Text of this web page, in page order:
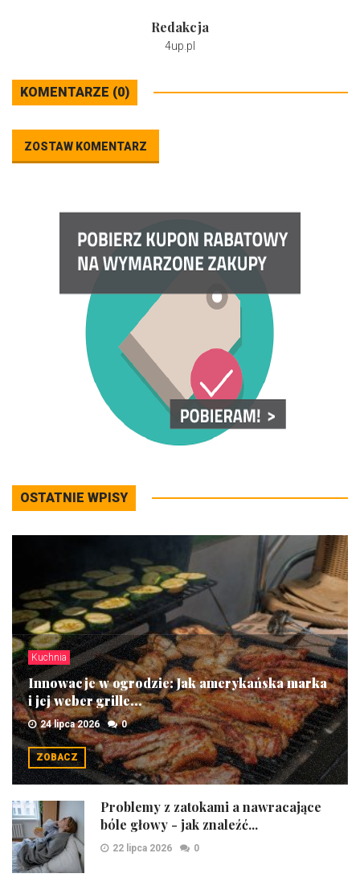
Redakcja
4up.pl
KOMENTARZE (0)
ZOSTAW KOMENTARZ
OSTATNIE WPISY
Kuchnia
Innowacje w ogrodzie: Jak amerykańska marka
i jej weber grille...
24 lipca 2026 0
ZOBACZ
Problemy z zatokami a nawracające
bóle głowy - jak znaleźć...
22 lipca 2026 0